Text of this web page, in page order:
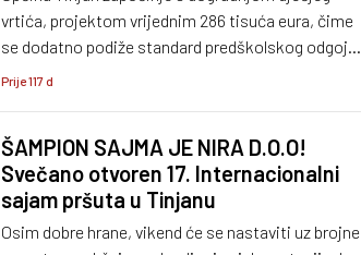
vrtića, projektom vrijednim 286 tisuća eura, čime
se dodatno podiže standard predškolskog odgoja i
stvaraju bolji uvjeti za najmlađe.
Prije 117 d
ŠAMPION SAJMA JE NIRA D.O.O!
Svečano otvoren 17. Internacionalni
sajam pršuta u Tinjanu
Osim dobre hrane, vikend će se nastaviti uz brojne